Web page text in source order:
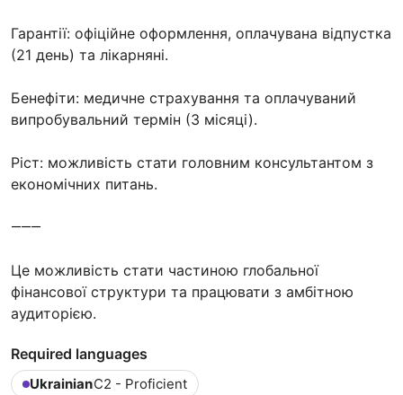
Гарантії: офіційне оформлення, оплачувана відпустка
(21 день) та лікарняні.
Бенефіти: медичне страхування та оплачуваний
випробувальний термін (3 місяці).
Ріст: можливість стати головним консультантом з
економічних питань.
⸻
Це можливість стати частиною глобальної
фінансової структури та працювати з амбітною
аудиторією.
Required languages
UkrainianC2 - Proficient